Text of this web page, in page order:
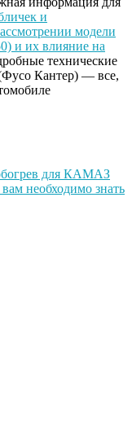
и
модели
и их влияние на
технические
Кантер) — все,
для КАМАЗ
необходимо знать